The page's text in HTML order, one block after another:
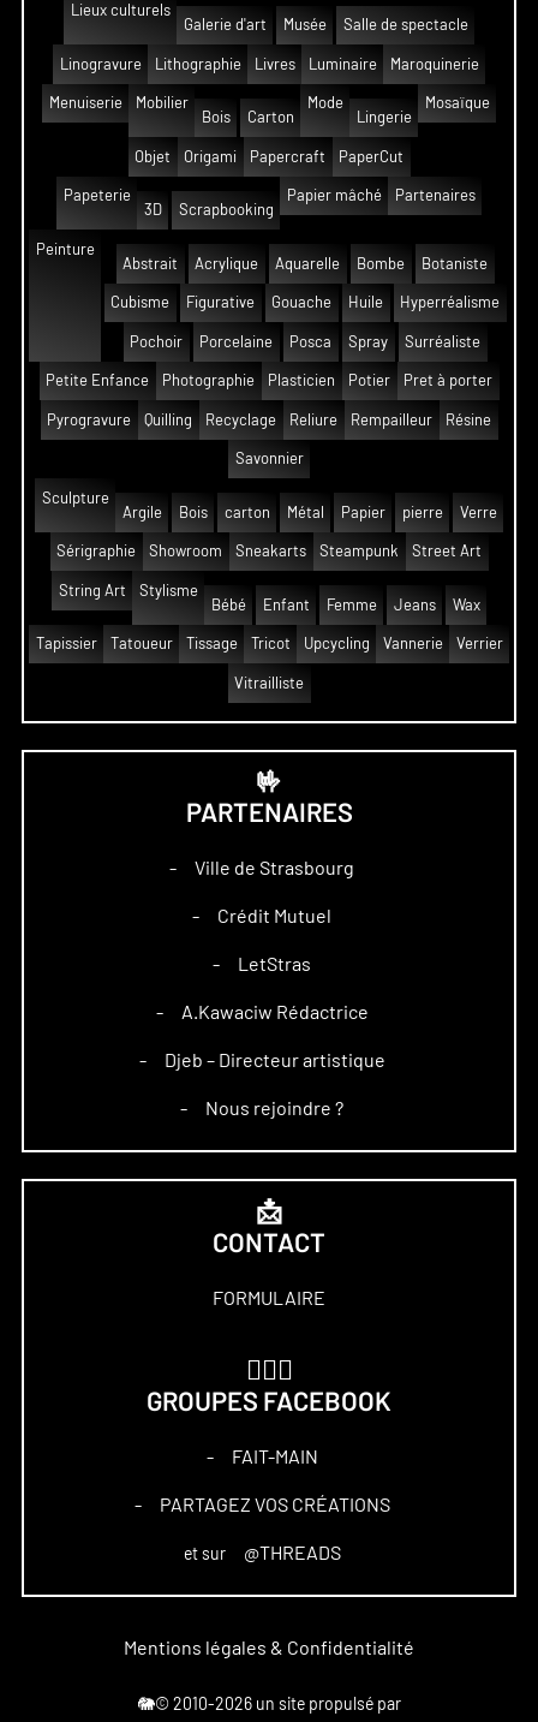
Lieux culturels
Galerie d'art
Musée Salle de spectacle
Linogravure Lithographie Livres Luminaire Maroquinerie
Menuiserie
Mobilier
Bois
Carton
Mode
Lingerie
Mosaïque
Objet Origami Papercraft PaperCut
Papeterie
3D
Scrapbooking
Papier mâché Partenaires
Peinture
Abstrait
Acrylique Aquarelle Bombe Botaniste
Cubisme Figurative Gouache Huile Hyperréalisme
Pochoir Porcelaine Posca Spray Surréaliste
Petite Enfance Photographie Plasticien Potier Pret à porter
Pyrogravure Quilling Recyclage Reliure Rempailleur Résine
Savonnier
Sculpture
Argile
Bois carton Métal Papier pierre Verre
Sérigraphie Showroom Sneakarts Steampunk Street Art
String Art
Stylisme
Bébé
Enfant Femme Jeans Wax
Tapissier Tatoueur Tissage Tricot Upcycling Vannerie Verrier
Vitrailliste
🤟
PARTENAIRES
– Ville de Strasbourg
– Crédit Mutuel
– LetStras
– A.Kawaciw Rédactrice
– Djeb – Directeur artistique
– Nous rejoindre ?
📩
CONTACT
FORMULAIRE
GROUPES FACEBOOK
– FAIT-MAIN
– PARTAGEZ VOS CRÉATIONS
et sur @THREADS
Mentions légales & Confidentialité
🐘© 2010-2026 un site propulsé par